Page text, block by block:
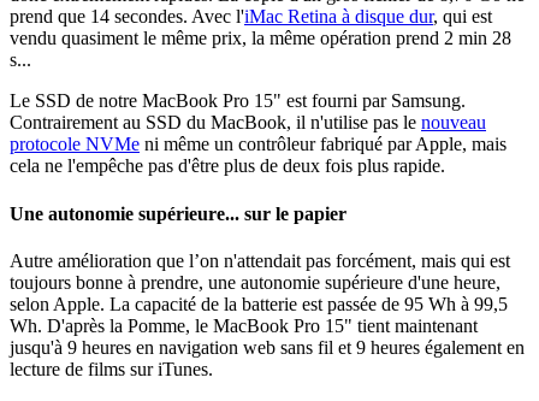
prend que 14 secondes. Avec l'iMac Retina à disque dur, qui est
vendu quasiment le même prix, la même opération prend 2 min 28
s...
Le SSD de notre MacBook Pro 15" est fourni par Samsung.
Contrairement au SSD du MacBook, il n'utilise pas le nouveau
protocole NVMe ni même un contrôleur fabriqué par Apple, mais
cela ne l'empêche pas d'être plus de deux fois plus rapide.
Une autonomie supérieure... sur le papier
Autre amélioration que l’on n'attendait pas forcément, mais qui est
toujours bonne à prendre, une autonomie supérieure d'une heure,
selon Apple. La capacité de la batterie est passée de 95 Wh à 99,5
Wh. D'après la Pomme, le MacBook Pro 15" tient maintenant
jusqu'à 9 heures en navigation web sans fil et 9 heures également en
lecture de films sur iTunes.